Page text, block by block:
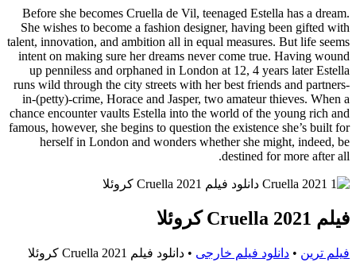
Before she becomes Cruella de Vil, teenaged Estella has a dream.
She wishes to become a fashion designer, having been gifted with
talent, innovation, and ambition all in equal measures. But life seems
intent on making sure her dreams never come true. Having wound
up penniless and orphaned in London at 12, 4 years later Estella
runs wild through the city streets with her best friends and partners-
in-(petty)-crime, Horace and Jasper, two amateur thieves. When a
chance encounter vaults Estella into the world of the young rich and
famous, however, she begins to question the existence she’s built for
herself in London and wonders whether she might, indeed, be
destined for more after all.
فیلم Cruella 2021 کروئلا
فیلم ترین • دانلود فیلم خارجی • دانلود فیلم Cruella 2021 کروئلا